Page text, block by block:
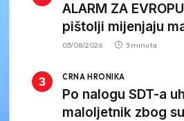
ALARM ZA
pištolji mijenjaju
tržišta, istrage
03/08/2026 3 minuta
CRNA HRONIKA
Po nalogu SDT-a
maloljetnik zbog